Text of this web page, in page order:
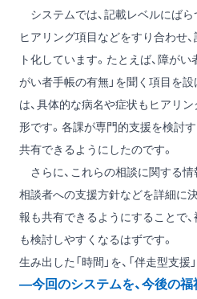
システムでは、記載レベルにばら
ヒアリング項目などをすり合わせ
ト化しています。たとえば、障がい
がい者手帳の有無」を聞く項目を
は、具体的な病名や症状もヒアリ
形です。各課が専門的支援を検討
共有できるようにしたのです。
さらに、これらの相談に関する情
相談者への支援方針などを詳細に
報も共有できるようにすることで
も検討しやすくなるはずです。
生み出した「時間」を、「伴走型支援
―今回のシステムを、今後の